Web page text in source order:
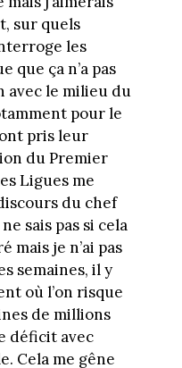
sur quels
les
que ça n’a pas
avec le milieu du
pour le
pris leur
du Premier
Ligues me
du chef
sais pas si cela
mais je n’ai pas
semaines, il y
où l’on risque
de millions
déficit avec
Cela me gêne